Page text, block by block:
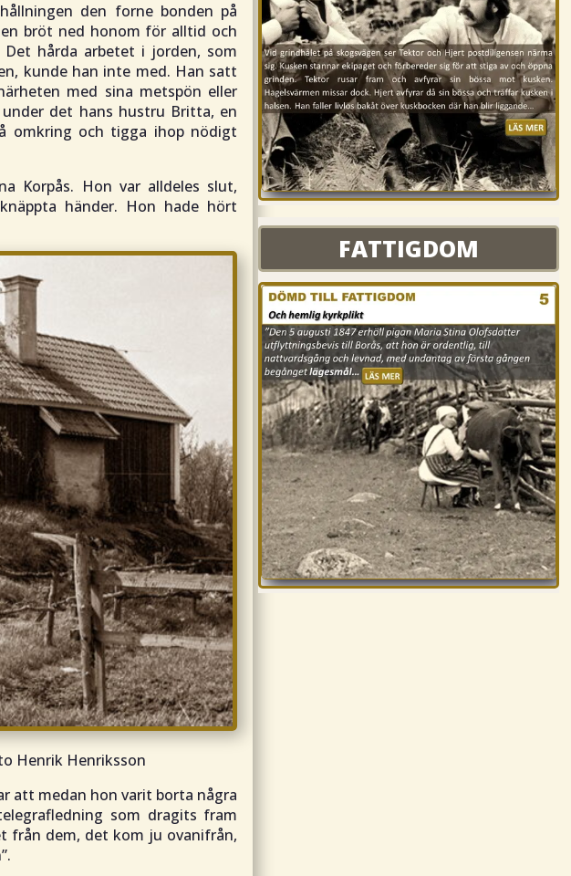
den forne bonden på
bröt ned honom för alltid och
hårda arbetet i jorden, som
kunde han inte med. Han satt
med sina metspön eller
det hans hustru Britta, en
omkring och tigga ihop nödigt
Korpås. Hon var alldeles slut,
händer. Hon hade hört
Henrik Henriksson
att medan hon varit borta några
som dragits fram
från dem, det kom ju ovanifrån,
FATTIGDOM
FATTIGDOM